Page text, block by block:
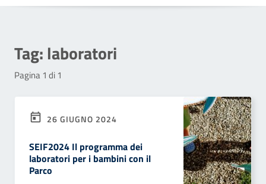
Tag: laboratori
Pagina 1 di 1
26 GIUGNO 2024
SEIF2024 Il programma dei
laboratori per i bambini con il
Parco